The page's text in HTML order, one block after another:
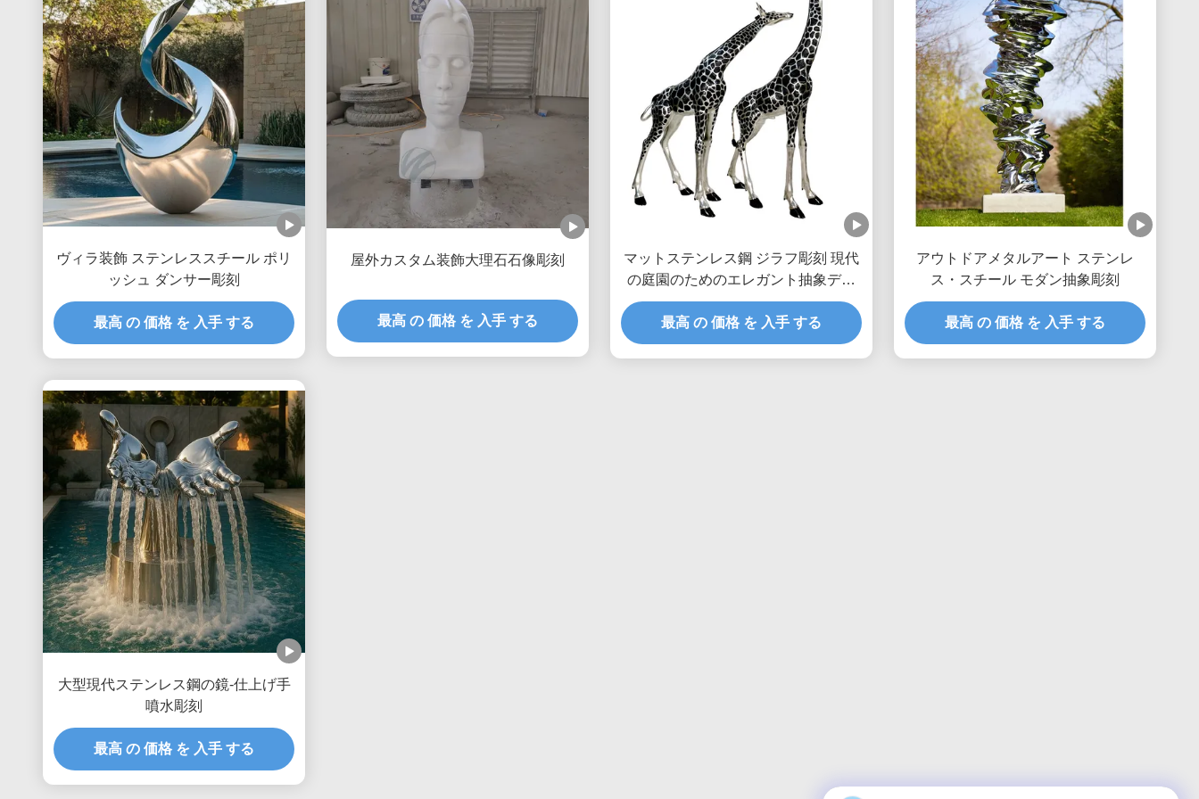
ヴィラ装飾 ステンレススチール ポリ
ッシュ ダンサー彫刻
最高 の 価格 を 入手 する
屋外カスタム装飾大理石石像彫刻
最高 の 価格 を 入手 する
マットステンレス鋼 ジラフ彫刻 現代
の庭園のためのエレガント抽象デュ
オ
最高 の 価格 を 入手 する
アウトドアメタルアート ステンレ
ス・スチール モダン抽象彫刻
最高 の 価格 を 入手 する
大型現代ステンレス鋼の鏡-仕上げ手
噴水彫刻
最高 の 価格 を 入手 する